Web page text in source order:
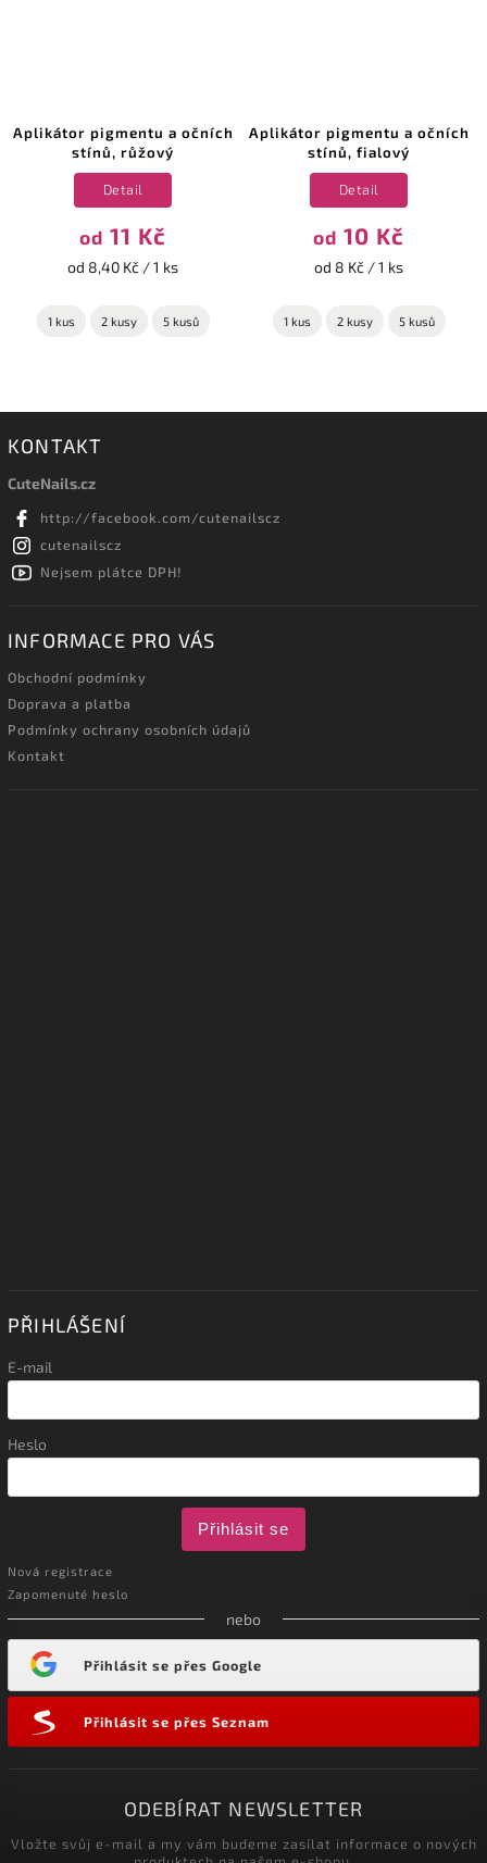
Aplikátor pigmentu a očních
stínů, růžový
od 11 Kč
od 8,40 Kč / 1 ks
Detail
1 kus 2 kusy 5 kusů
Aplikátor pigmentu a očních
stínů, fialový
od 10 Kč
od 8 Kč / 1 ks
Detail
1 kus 2 kusy 5 kusů
KONTAKT
CuteNails.cz
http://facebook.com/cutenailscz
cutenailscz
Nejsem plátce DPH!
INFORMACE PRO VÁS
Obchodní podmínky
Doprava a platba
Podmínky ochrany osobních údajů
Kontakt
PŘIHLÁŠENÍ
E-mail
Heslo
Přihlásit se
Nová registrace
Zapomenuté heslo
nebo
Přihlásit se přes Google
Přihlásit se přes Seznam
ODEBÍRAT NEWSLETTER
Vložte svůj e-mail a my vám budeme zasílat informace o nových